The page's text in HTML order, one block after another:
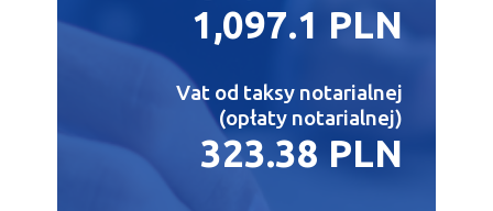
1,097.1 PLN
Vat od taksy notarialnej
(opłaty notarialnej)
323.38 PLN